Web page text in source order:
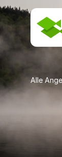
Alle